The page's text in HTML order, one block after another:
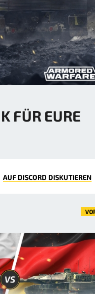
FÜR EURE
AUF DISCORD DISKUTIEREN